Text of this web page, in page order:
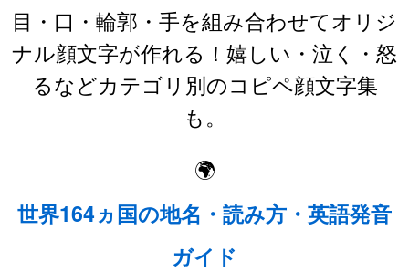
目・口・輪郭・手を組み合わせてオリジ
ナル顔文字が作れる！嬉しい・泣く・怒
るなどカテゴリ別のコピペ顔文字集
も。
🌍
世界164ヵ国の地名・読み方・英語発音
ガイド